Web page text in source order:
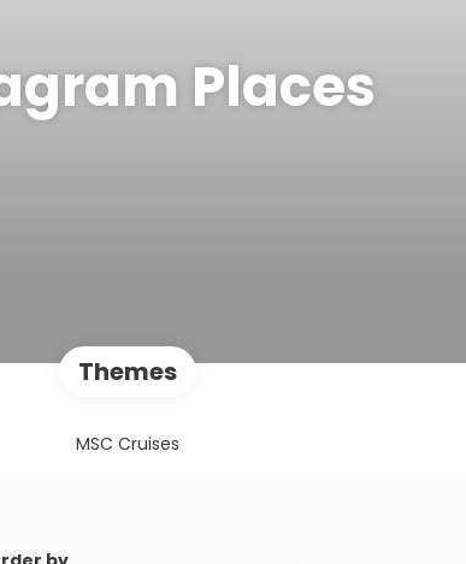
Places
Themes
MSC Cruises